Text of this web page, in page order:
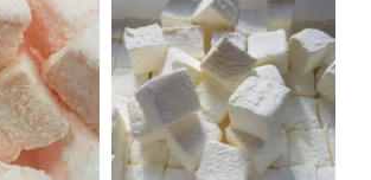
de
prix :
3,90 €
à
30,00 €
produit
a
plusieurs
variations.
Les
options
de
prix :
3,90 €
à
30,00
a
Les